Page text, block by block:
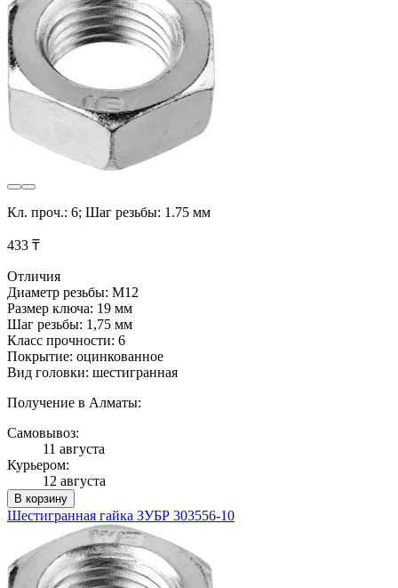
Кл. проч.: 6; Шаг резьбы: 1.75 мм
433 ₸
Отличия
Диаметр резьбы: М12
Размер ключа: 19 мм
Шаг резьбы: 1,75 мм
Класс прочности: 6
Покрытие: оцинкованное
Вид головки: шестигранная
Получение в Алматы:
Самовывоз:
11 августа
Курьером:
12 августа
В корзину
Шестигранная гайка ЗУБР 303556-10